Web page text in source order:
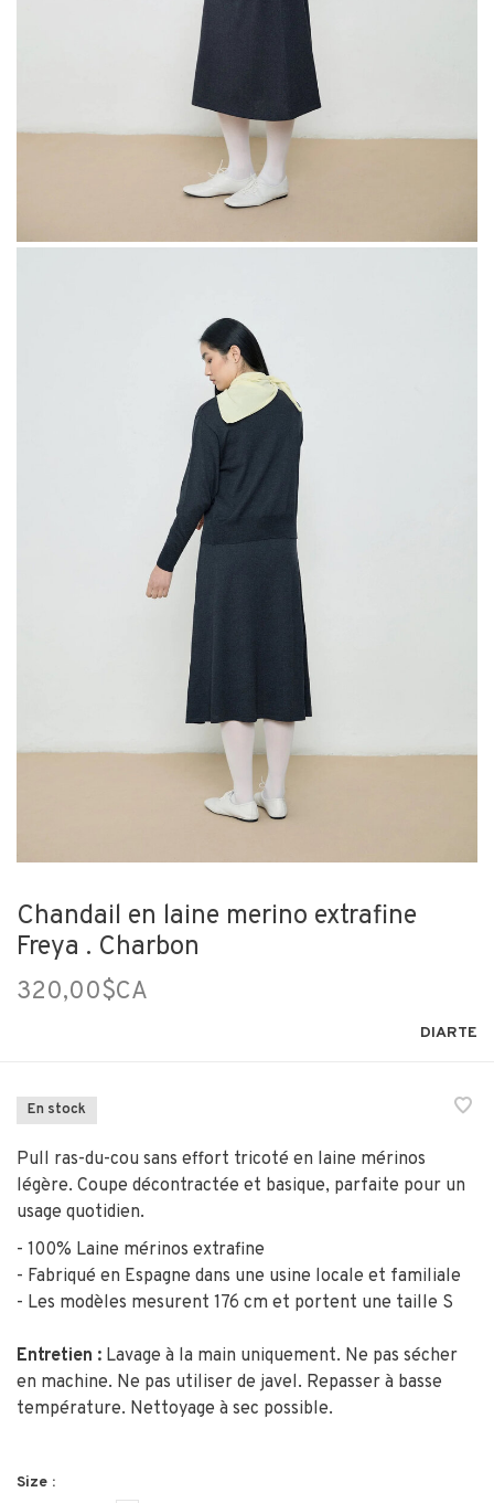
Chandail en laine merino extrafine
Freya . Charbon
320,00$CA
DIARTE
En stock
Pull ras-du-cou sans effort tricoté en laine mérinos
légère. Coupe décontractée et basique, parfaite pour un
usage quotidien.
- 100% Laine mérinos extrafine
- Fabriqué en Espagne dans une usine locale et familiale
- Les modèles mesurent 176 cm et portent une taille S
Entretien : Lavage à la main uniquement. Ne pas sécher
en machine. Ne pas utiliser de javel. Repasser à basse
température. Nettoyage à sec possible.
Size :